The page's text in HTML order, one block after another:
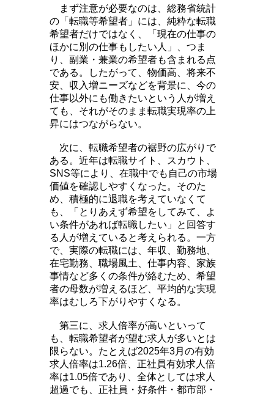
まず注意が必要なのは、総務省統計
の「転職等希望者」には、純粋な転職
希望者だけではなく、「現在の仕事の
ほかに別の仕事もしたい人」、つま
り、副業・兼業の希望者も含まれる点
である。したがって、物価高、将来不
安、収入増ニーズなどを背景に、今の
仕事以外にも働きたいという人が増え
ても、それがそのまま転職実現率の上
昇にはつながらない。
次に、転職希望者の裾野の広がりで
ある。近年は転職サイト、スカウト、
SNS等により、在職中でも自己の市場
価値を確認しやすくなった。そのた
め、積極的に退職を考えていなくて
も、「とりあえず希望をしてみて、よ
い条件があれば転職したい」と回答す
る人が増えていると考えられる。一方
で、実際の転職には、年収、勤務地、
在宅勤務、職場風土、仕事内容、家族
事情など多くの条件が絡むため、希望
者の母数が増えるほど、平均的な実現
率はむしろ下がりやすくなる。
第三に、求人倍率が高いといって
も、転職希望者が望む求人が多いとは
限らない。たとえば2025年3月の有効
求人倍率は1.26倍、正社員有効求人倍
率は1.05倍であり、全体としては求人
超過でも、正社員・好条件・都市部・